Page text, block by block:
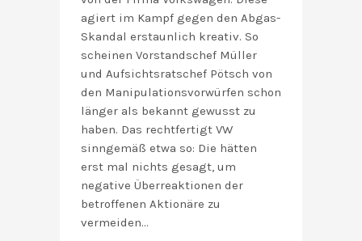
agiert im Kampf gegen den Abgas-
Skandal erstaunlich kreativ. So
scheinen Vorstandschef Müller
und Aufsichtsratschef Pötsch von
den Manipulationsvorwürfen schon
länger als bekannt gewusst zu
haben. Das rechtfertigt VW
sinngemäß etwa so: Die hätten
erst mal nichts gesagt, um
negative Überreaktionen der
betroffenen Aktionäre zu
vermeiden…